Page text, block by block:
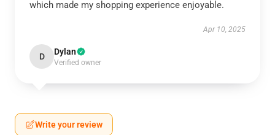
which made my shopping experience enjoyable.
Apr 10, 2025
D Dylan
Verified owner
Write your review